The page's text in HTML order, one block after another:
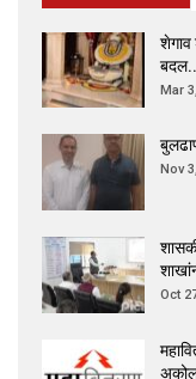
शेगाव
Mar
Nov
Oct